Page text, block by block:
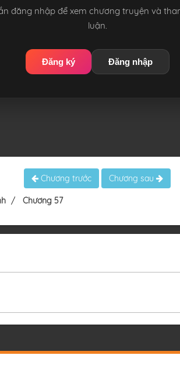
đăng nhập để xem chương truyện và
luận.
Đăng ký Đăng nhập
Chương trước Chương sau
Chương 57